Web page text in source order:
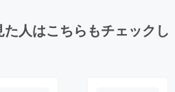
人はこちらもチェックし